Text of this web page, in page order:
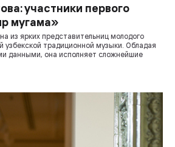
участники первого
мугама»
из ярких представительниц молодого
узбекской традиционной музыки. Обладая
данными, она исполняет сложнейшие